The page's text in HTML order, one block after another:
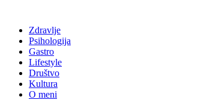
Zdravlje
Psihologija
Gastro
Lifestyle
Društvo
Kultura
O meni